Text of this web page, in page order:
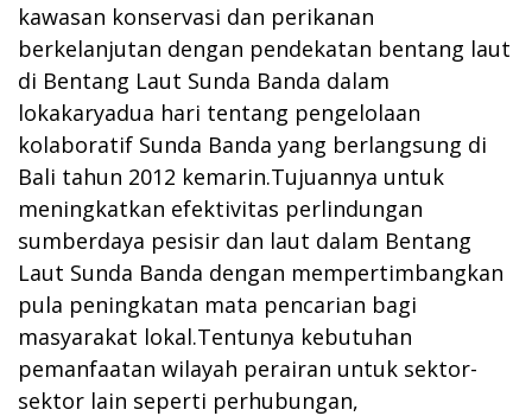
kawasan konservasi dan perikanan
berkelanjutan dengan pendekatan bentang laut
di Bentang Laut Sunda Banda dalam
lokakaryadua hari tentang pengelolaan
kolaboratif Sunda Banda yang berlangsung di
Bali tahun 2012 kemarin.Tujuannya untuk
meningkatkan efektivitas perlindungan
sumberdaya pesisir dan laut dalam Bentang
Laut Sunda Banda dengan mempertimbangkan
pula peningkatan mata pencarian bagi
masyarakat lokal.Tentunya kebutuhan
pemanfaatan wilayah perairan untuk sektor-
sektor lain seperti perhubungan,